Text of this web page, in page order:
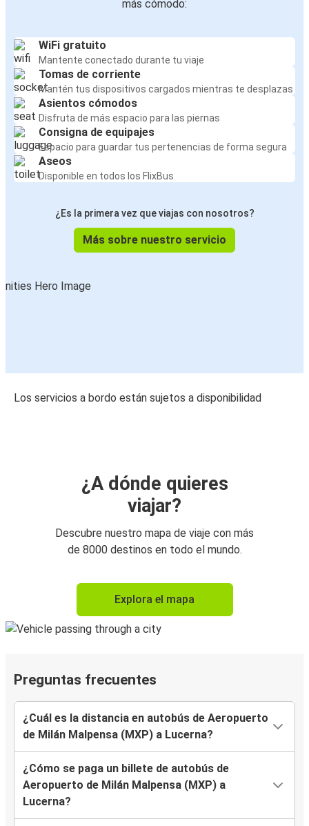
más cómodo:
WiFi gratuito
Mantente conectado durante tu viaje
Tomas de corriente
Mantén tus dispositivos cargados mientras te desplazas
Asientos cómodos
Disfruta de más espacio para las piernas
Consigna de equipajes
Espacio para guardar tus pertenencias de forma segura
Aseos
Disponible en todos los FlixBus
¿Es la primera vez que viajas con nosotros?
Más sobre nuestro servicio
Los servicios a bordo están sujetos a disponibilidad
¿A dónde quieres
viajar?
Descubre nuestro mapa de viaje con más
de 8000 destinos en todo el mundo.
Explora el mapa
Preguntas frecuentes
¿Cuál es la distancia en autobús de Aeropuerto
de Milán Malpensa (MXP) a Lucerna?
¿Cómo se paga un billete de autobús de
Aeropuerto de Milán Malpensa (MXP) a
Lucerna?